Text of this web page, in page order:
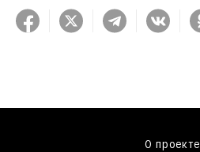
О проекте